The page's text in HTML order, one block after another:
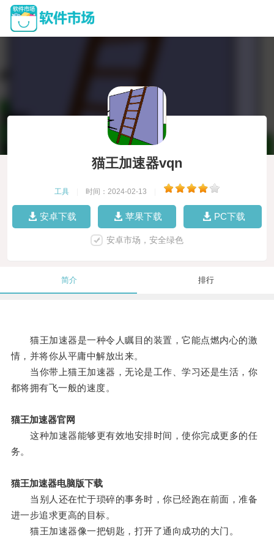
猫王加速器vqn
工具 时间：2024-02-13
安卓下载 苹果下载 PC下载
安卓市场，安全绿色
简介 排行
猫王加速器是一种令人瞩目的装置，它能点燃内心的激
情，并将你从平庸中解放出来。
当你带上猫王加速器，无论是工作、学习还是生活，你
都将拥有飞一般的速度。
猫王加速器官网
这种加速器能够更有效地安排时间，使你完成更多的任
务。
猫王加速器电脑版下载
当别人还在忙于琐碎的事务时，你已经跑在前面，准备
进一步追求更高的目标。
猫王加速器像一把钥匙，打开了通向成功的大门。